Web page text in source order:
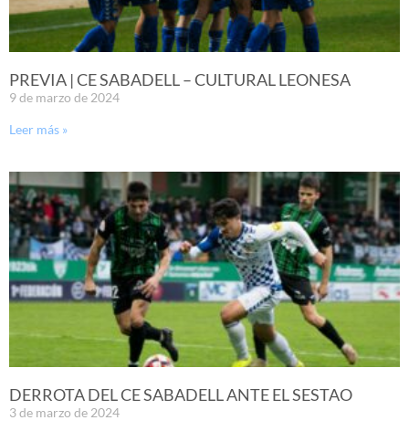
PREVIA | CE SABADELL – CULTURAL LEONESA
9 de marzo de 2024
Leer más »
DERROTA DEL CE SABADELL ANTE EL SESTAO
3 de marzo de 2024